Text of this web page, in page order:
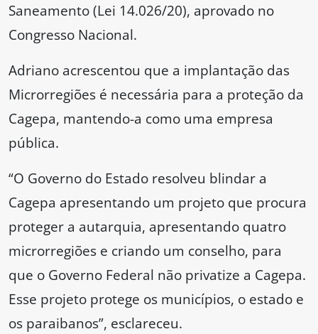
Saneamento (Lei 14.026/20), aprovado no
Congresso Nacional.
Adriano acrescentou que a implantação das
Microrregiões é necessária para a proteção da
Cagepa, mantendo-a como uma empresa
pública.
“O Governo do Estado resolveu blindar a
Cagepa apresentando um projeto que procura
proteger a autarquia, apresentando quatro
microrregiões e criando um conselho, para
que o Governo Federal não privatize a Cagepa.
Esse projeto protege os municípios, o estado e
os paraibanos”, esclareceu.